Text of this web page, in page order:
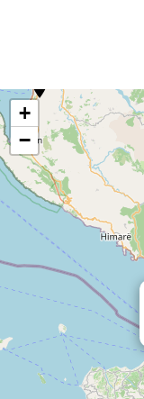
+
−